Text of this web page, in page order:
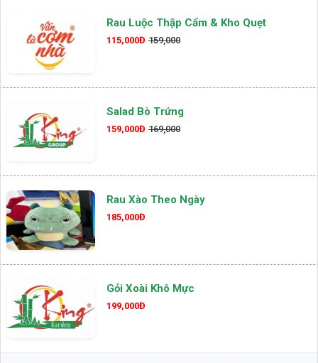
Rau Luộc Thập Cẩm & Kho Quẹt
115,000Đ 159,000
Salad Bò Trứng
159,000Đ 169,000
Rau Xào Theo Ngày
185,000Đ
Gỏi Xoài Khô Mực
199,000Đ